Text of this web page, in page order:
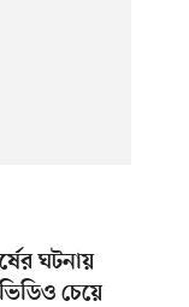
ঘটনায়
চেয়ে